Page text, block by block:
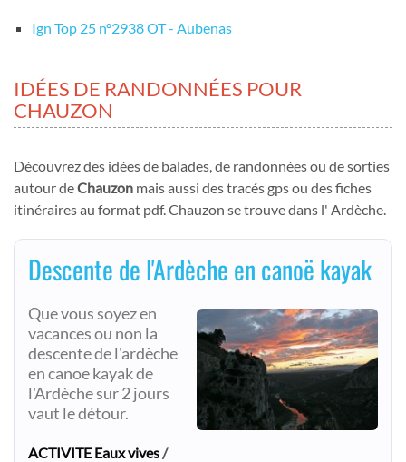
Ign Top 25 nº2938 OT - Aubenas
IDÉES DE RANDONNÉES POUR
CHAUZON
Découvrez des idées de balades, de randonnées ou de sorties
autour deChauzon mais aussi des tracés gps ou des fiches
itinéraires au format pdf. Chauzon se trouve dans l' Ardèche.
Descente de l'Ardèche en canoë kayak
Que vous soyez en
vacances ou non la
descente de l'ardèche
en canoe kayak de
l'Ardèche sur 2 jours
vaut le détour.
ACTIVITE Eaux vives/